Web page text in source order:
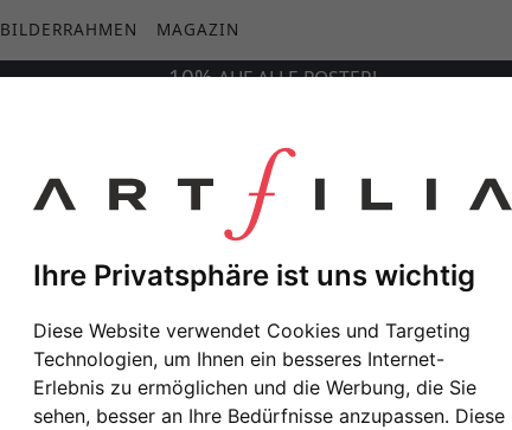
Ihre Privatsphäre ist uns wichtig
Diese Website verwendet Cookies und Targeting
Technologien, um Ihnen ein besseres Internet-
Erlebnis zu ermöglichen und die Werbung, die Sie
sehen, besser an Ihre Bedürfnisse anzupassen. Diese
BILDERRAHMEN MAGAZIN
10%AUFALLEPOSTER!